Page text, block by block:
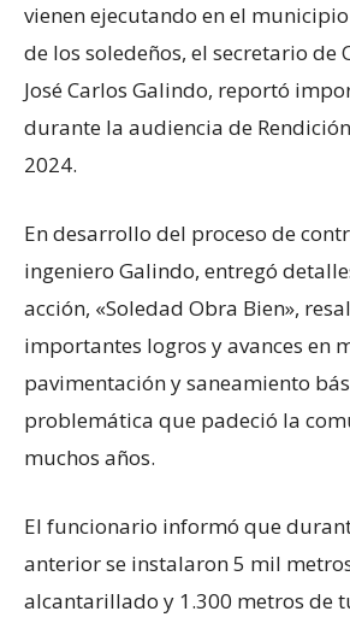
vienen ejecutando en el
de los soledeños, el secretario de
José Carlos Galindo, reportó
durante la audiencia de
2024.
En desarrollo del proceso de
ingeniero Galindo, entregó
acción, «Soledad Obra Bien»,
importantes logros y avances en
pavimentación y saneamiento
problemática que padeció la
muchos años.
El funcionario informó que
anterior se instalaron 5 mil
alcantarillado y 1.300 metros de